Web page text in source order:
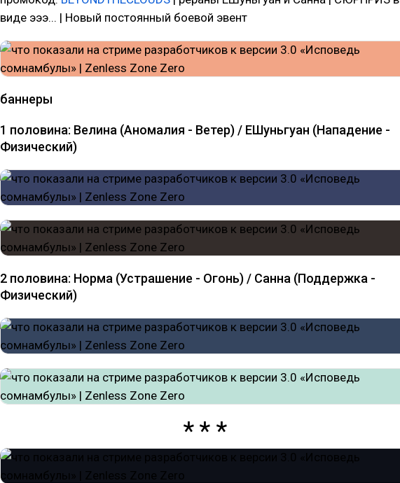
виде эээ... | Новый постоянный боевой эвент
баннеры
1 половина: Велина (Аномалия - Ветер) / ЕШуньгуан (Нападение -
Физический)
2 половина: Норма (Устрашение - Огонь) / Санна (Поддержка -
Физический)